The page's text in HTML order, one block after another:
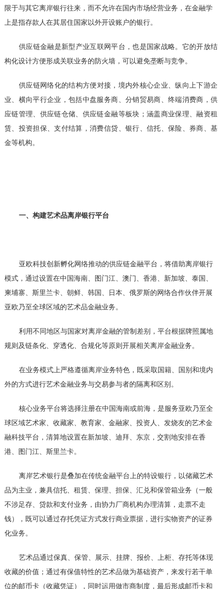
限于与其它离岸银行往来，而不允许在国内市场经营业务，在金融学
上是指存款人在其居住国家以外开设账户的银行。
供应链金融是新型产业互联网平台，也是国家战略。它的开放结
构化设计方便形成关联业务的防火墙，可以避免垄断与竞争。
供应链网络化的结构方便对接，境内外核心企业、纵向上下游企
业、横向平行企业，包括中盘服务商、分销贸易商、终端消费商，供
应链管理、供应链仓储、供应链金融等板块；涵盖商业保理、融资租
赁、投资担保、支付结算，消费信贷、银行、信托、保险、券商、基
金等机构。
一、构建艺术品离岸银行平台
亚欧科技创新孵化网络推动的供应链金融平台，将借助离岸银行
模式，通过设置在中国海南、图门江、澳门、香港、新加坡、泰国、
柬埔寨、斯里兰卡、朝鲜、韩国、日本、俄罗斯的网络合作伙伴开展
亚欧乃至全球区域的艺术品金融业务。
利用不同地区与国家对离岸金融的管制差别，平台根据牌照属地
规则及链条化、穿透化、合规化等原则开展相关离岸金融业务。
在业务模式上严格遵循离岸业务特色，既采取国籍、国别和境内
外的方式进行艺术金融业务与交易参与者的隔离和区别。
核心业务平台将选择注册在中国海南或前海，是服务亚欧乃至全
球区域艺术家、收藏家、教育家、金融家、投资人、发烧友的艺术金
融科技平台，清算地设置在新加坡、迪拜、东京，交割地安排在香
港、图门江、斯里兰卡。
离岸艺术银行是叠加在传统金融平台上的特设银行，以储藏艺术
品为主业，兼具信托、租赁、保理、担保、汇兑和保管箱业务（一般
不涉足存、贷款和支付业务，由协力厂商机构办理清算，走票不走
钱），既可以通过存托凭证方式发行商业票据，进行实物资产的证券
化业务。
艺术品通过保真、保管、展示、挂牌、报价、上柜、存托等体现
收藏的价值；通过有保值特性的艺术品做为基础资产，来发行若干单
位的邮币卡（收藏凭证），同时运用做市商制度，最后形成邮币卡和